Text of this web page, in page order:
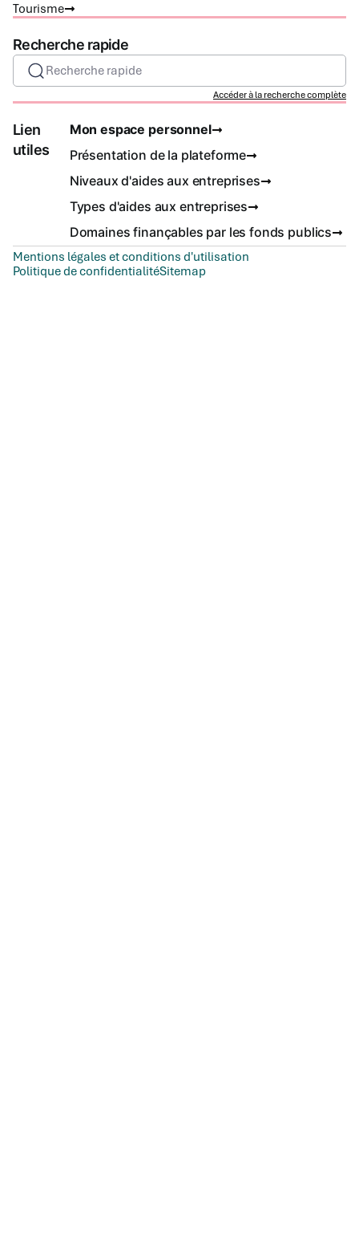
Tourisme
Recherche rapide
Recherche rapide
Accéder à la recherche complète
Lien
utiles
Mon espace personnel
Présentation de la plateforme
Niveaux d'aides aux entreprises
Types d'aides aux entreprises
Domaines finançables par les fonds publics
Mentions légales et conditions d'utilisation
Politique de confidentialitéSitemap